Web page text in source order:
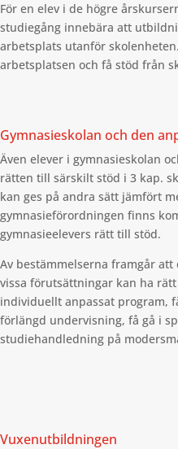
För en elev i de högre
studiegång innebära att
arbetsplats utanför
arbetsplatsen och få stöd från
Gymnasieskolan och den
Även elever i gymnasieskolan
rätten till särskilt stöd i 3 kap.
kan ges på andra sätt jämfört
gymnasieförordningen finns
gymnasieelevers rätt till stöd.
Av bestämmelserna framgår
vissa förutsättningar kan ha
individuellt anpassat program,
förlängd undervisning, få gå i
studiehandledning på
Vuxenutbildningen